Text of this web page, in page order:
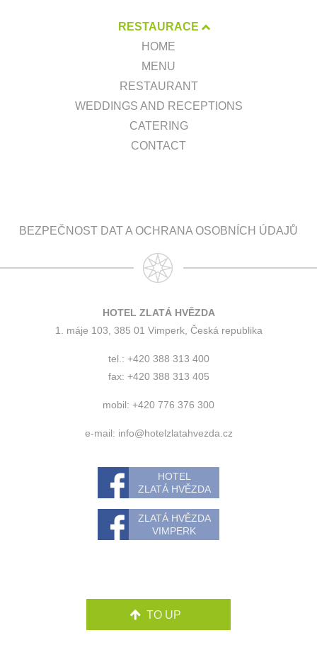
RESTAURACE
HOME
MENU
RESTAURANT
WEDDINGS AND RECEPTIONS
CATERING
CONTACT
BEZPEČNOST DAT A OCHRANA OSOBNÍCH ÚDAJŮ
HOTEL ZLATÁ HVĚZDA
1. máje 103, 385 01 Vimperk, Česká republika
tel.: +420 388 313 400
fax: +420 388 313 405
mobil: +420 776 376 300
e-mail: info@hotelzlatahvezda.cz
HOTEL
ZLATÁ HVĚZDA
ZLATÁ HVĚZDA
VIMPERK
TO UP